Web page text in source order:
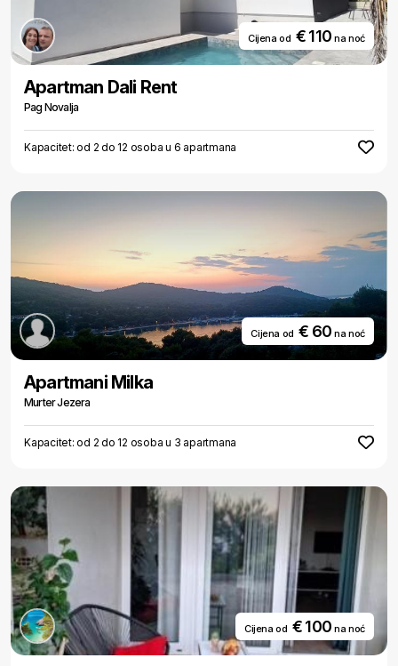
Cijena od € 110na noć
Apartman Dali Rent
Pag Novalja
Kapacitet: od 2 do 12 osoba u 6 apartmana
Cijena od € 60na noć
Apartmani Milka
Murter Jezera
Kapacitet: od 2 do 12 osoba u 3 apartmana
Cijena od € 100na noć